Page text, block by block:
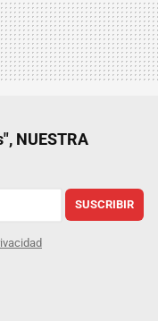
NUESTRA
SUSCRIBIR